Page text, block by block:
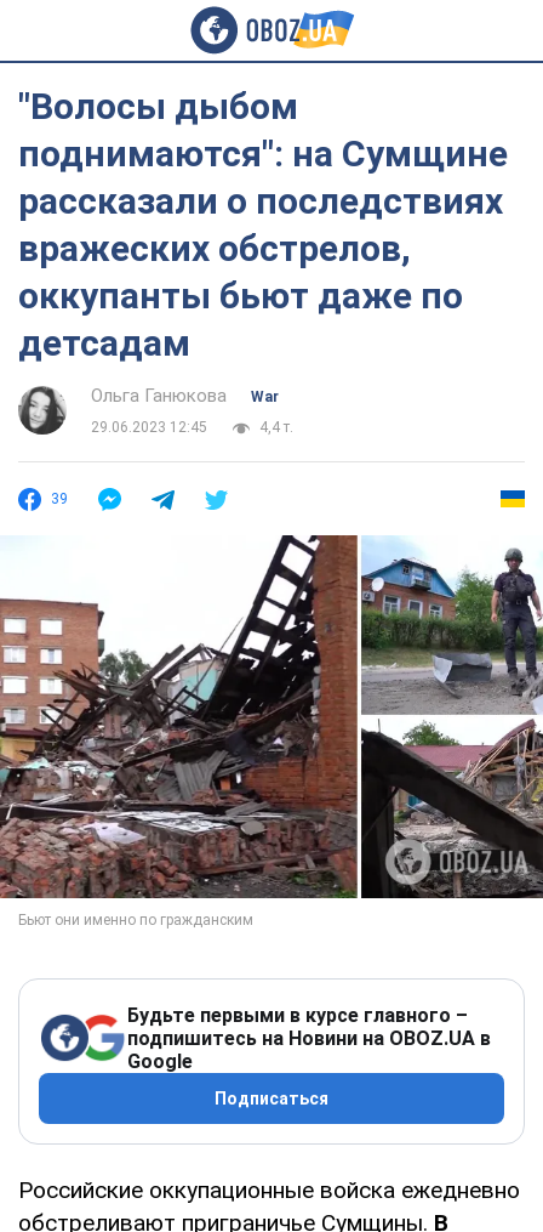
"Волосы дыбом
поднимаются": на Сумщине
рассказали о последствиях
вражеских обстрелов,
оккупанты бьют даже по
детсадам
Ольга Ганюкова
War
29.06.2023 12:45
4,4 т.
39
Будьте первыми в курсе главного –
подпишитесь на Новини на OBOZ.UA в
Google
Подписаться
Российские оккупационные войска ежедневно
обстреливают приграничье Сумщины. В